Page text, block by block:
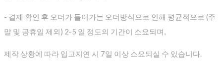
- 결제 확인 후 오더가 들어가는 오더방식으로 인해 평균적으로 (주
말 및 공휴일 제외) 2-5 일 정도의 기간이 소요되며,
제작 상황에 따라 입고지연 시 7일 이상 소요되실 수 있습니다.